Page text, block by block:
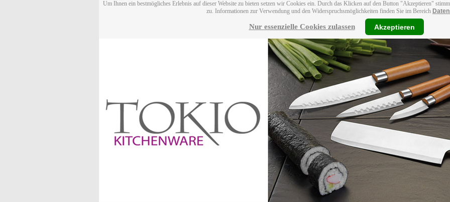
Um Ihnen ein bestmögliches Erlebnis auf dieser Website zu bieten setzen wir Cookies ein. Durch das Klicken auf den Button "Akzeptieren"
zu. Informationen zur Verwendung und den Widerspruchsmöglichkeiten finden Sie im Bereich
Nur essenzielle Cookies zulassen Akzeptieren